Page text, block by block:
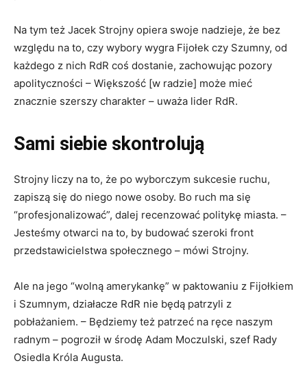
Na tym też Jacek Strojny opiera swoje nadzieje, że bez
względu na to, czy wybory wygra Fijołek czy Szumny, od
każdego z nich RdR coś dostanie, zachowując pozory
apolityczności – Większość [w radzie] może mieć
znacznie szerszy charakter – uważa lider RdR.
Sami siebie skontrolują
Strojny liczy na to, że po wyborczym sukcesie ruchu,
zapiszą się do niego nowe osoby. Bo ruch ma się
“profesjonalizować”, dalej recenzować politykę miasta. –
Jesteśmy otwarci na to, by budować szeroki front
przedstawicielstwa społecznego – mówi Strojny.
Ale na jego “wolną amerykankę” w paktowaniu z Fijołkiem
i Szumnym, działacze RdR nie będą patrzyli z
pobłażaniem. – Będziemy też patrzeć na ręce naszym
radnym – pogroził w środę Adam Moczulski, szef Rady
Osiedla Króla Augusta.